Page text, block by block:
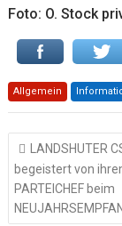
Foto: O. Stock
Allgemein
LANDSHUTER
begeistert von
PARTEICHEF beim